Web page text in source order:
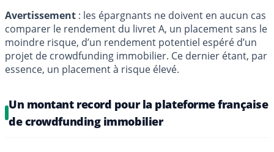
Avertissement : les épargnants ne doivent en aucun cas
comparer le rendement du livret A, un placement sans le
moindre risque, d’un rendement potentiel espéré d’un
projet de crowdfunding immobilier. Ce dernier étant, par
essence, un placement à risque élevé.
Un montant record pour la plateforme française
de crowdfunding immobilier